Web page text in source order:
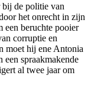
bij de politie van
het onrecht in zijn
een beruchte pooier
corruptie en
moet hij ene Antonia
een spraakmakende
al twee jaar om